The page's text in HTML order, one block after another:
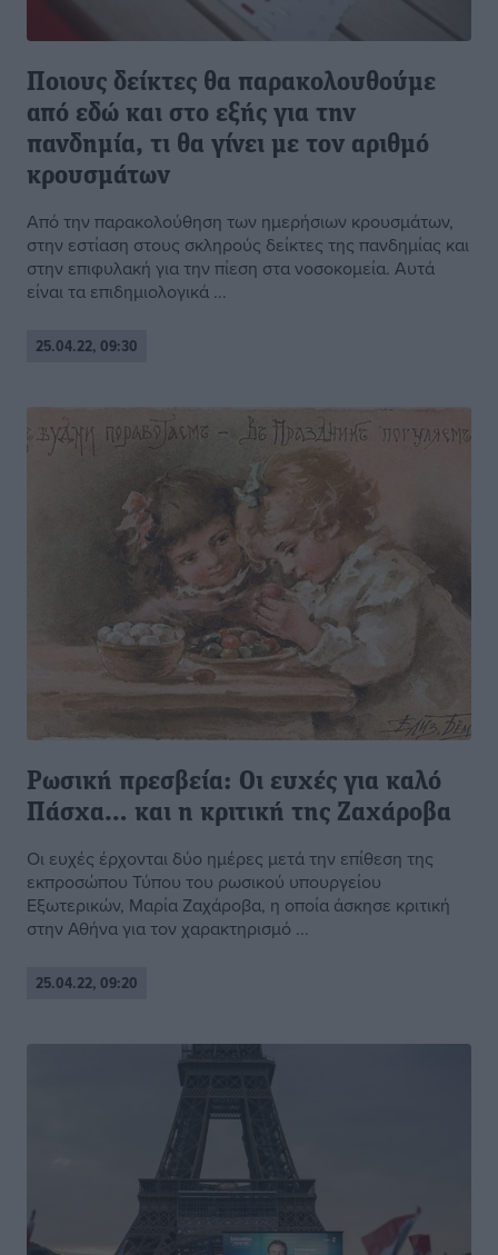
Ποιους δείκτες θα παρακολουθούμε
από εδώ και στο εξής για την
πανδημία, τι θα γίνει με τον αριθμό
κρουσμάτων
Από την παρακολούθηση των ημερήσιων κρουσμάτων,
στην εστίαση στους σκληρούς δείκτες της πανδημίας και
στην επιφυλακή για την πίεση στα νοσοκομεία. Αυτά
είναι τα επιδημιολογικά ...
25.04.22, 09:30
Ρωσική πρεσβεία: Οι ευχές για καλό
Πάσχα… και η κριτική της Ζαχάροβα
Οι ευχές έρχονται δύο ημέρες μετά την επίθεση της
εκπροσώπου Τύπου του ρωσικού υπουργείου
Εξωτερικών, Μαρία Ζαχάροβα, η οποία άσκησε κριτική
στην Αθήνα για τον χαρακτηρισμό ...
25.04.22, 09:20